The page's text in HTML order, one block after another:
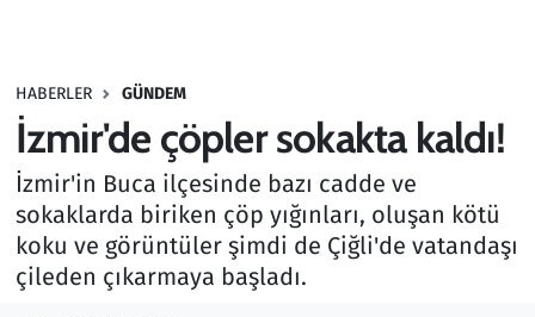
HABERLER GÜNDEM
İzmir'de çöpler sokakta kaldı!
İzmir'in Buca ilçesinde bazı cadde ve
sokaklarda biriken çöp yığınları, oluşan kötü
koku ve görüntüler şimdi de Çiğli'de vatandaşı
çileden çıkarmaya başladı.
Haber
Kültür Sanat
Kurumsal Haberler
Lezzet Durağı